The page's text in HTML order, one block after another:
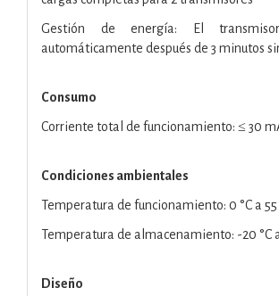
Gestión de energía: El
automáticamente después de 3 minutos
Consumo
Corriente total de funcionamiento: ≤ 30
Condiciones ambientales
Temperatura de funcionamiento: 0 °C a 55
Temperatura de almacenamiento: -20 °C a
Diseño